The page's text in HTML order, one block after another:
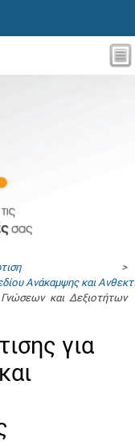
>
Ανάκαμψης και
και Δεξιοτήτων
για